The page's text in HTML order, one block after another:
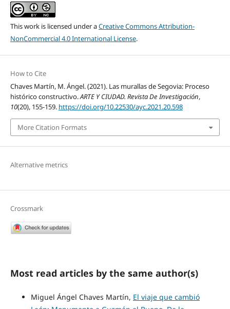
This work is licensed under aCreative Commons Attribution-
NonCommercial 4.0 International License.
How to Cite
Chaves Martín, M. Ángel. (2021). Las murallas de Segovia: Proceso
histórico constructivo.ARTE Y CIUDAD. Revista De Investigación,
10(20), 155-159. https://doi.org/10.22530/ayc.2021.20.598
More Citation Formats
Alternative metrics
Crossmark
Most read articles by the same author(s)
Miguel Ángel Chaves Martín, El viaje que cambió